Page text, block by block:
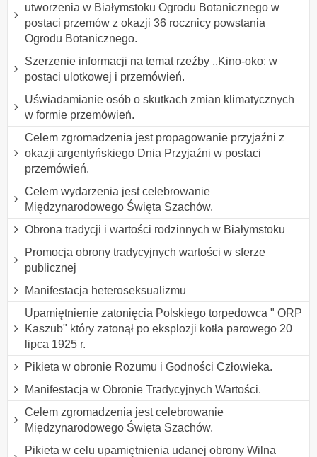
utworzenia w Białymstoku Ogrodu Botanicznego w
postaci przemów z okazji 36 rocznicy powstania
Ogrodu Botanicznego.
Szerzenie informacji na temat rzeźby ,,Kino-oko: w
postaci ulotkowej i przemówień.
Uświadamianie osób o skutkach zmian klimatycznych
w formie przemówień.
Celem zgromadzenia jest propagowanie przyjaźni z
okazji argentyńskiego Dnia Przyjaźni w postaci
przemówień.
Celem wydarzenia jest celebrowanie
Międzynarodowego Święta Szachów.
Obrona tradycji i wartości rodzinnych w Białymstoku
Promocja obrony tradycyjnych wartości w sferze
publicznej
Manifestacja heteroseksualizmu
Upamiętnienie zatonięcia Polskiego torpedowca " ORP
Kaszub" który zatonął po eksplozji kotła parowego 20
lipca 1925 r.
Pikieta w obronie Rozumu i Godności Człowieka.
Manifestacja w Obronie Tradycyjnych Wartości.
Celem zgromadzenia jest celebrowanie
Międzynarodowego Święta Szachów.
Pikieta w celu upamiętnienia udanej obrony Wilna